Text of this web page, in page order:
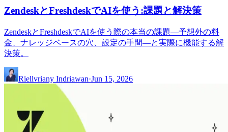
ZendeskとFreshdeskでAIを使う:課題と解決策
ZendeskとFreshdeskでAIを使う際の本当の課題—予想外の料
金、ナレッジベースの穴、設定の手間—と実際に機能する解
決策。
Riellvriany Indriawan·Jun 15, 2026